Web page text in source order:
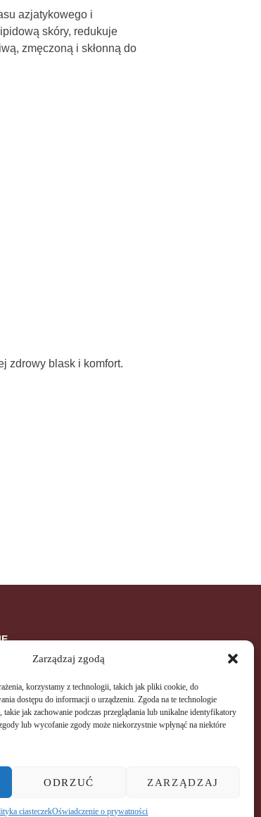
Zarządzaj zgodą
korzystamy z technologii, takich jak pliki cookie, do
dostępu do informacji o urządzeniu. Zgoda na te technologie
takie jak zachowanie podczas przeglądania lub unikalne identyfikatory
lub wycofanie zgody może niekorzystnie wpłynąć na niektóre
ODRZUĆ ZARZĄDZAJ
ciasteczekOświadczenie o prywatności
azjatykowego i
skóry, redukuje
zmęczoną i skłonną do
zdrowy blask i komfort.
usług drogą elektroniczną